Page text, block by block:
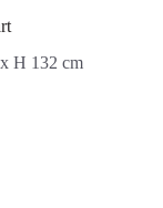
H 132 cm